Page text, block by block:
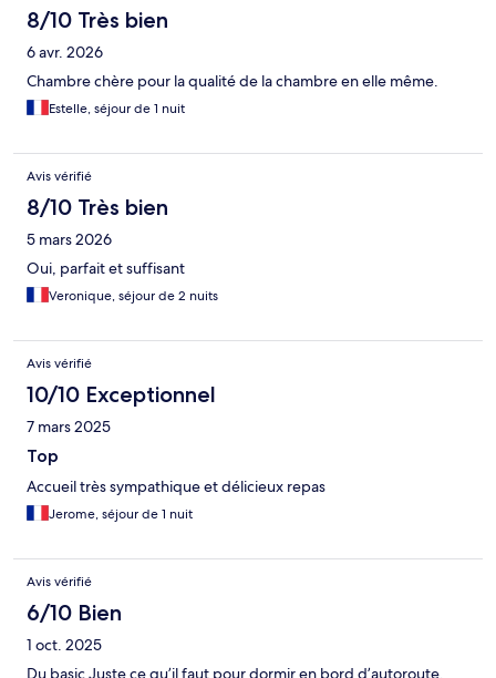
8/10 Très bien
6 avr. 2026
Chambre chère pour la qualité de la chambre en elle même.
Estelle, séjour de 1 nuit
Avis vérifié
8/10 Très bien
5 mars 2026
Oui, parfait et suffisant
Veronique, séjour de 2 nuits
Avis vérifié
10/10 Exceptionnel
7 mars 2025
Top
Accueil très sympathique et délicieux repas
Jerome, séjour de 1 nuit
Avis vérifié
6/10 Bien
1 oct. 2025
Du basic Juste ce qu’il faut pour dormir en bord d’autoroute.